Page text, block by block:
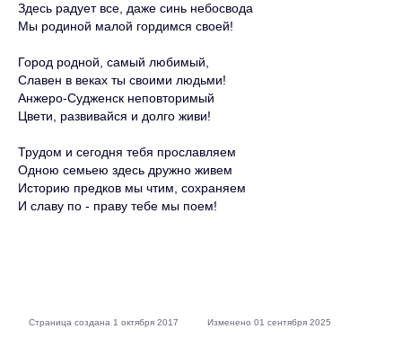
Здесь радует все, даже синь небосвода
Мы родиной малой гордимся своей!
Город родной, самый любимый,
Славен в веках ты своими людьми!
Анжеро-Судженск неповторимый
Цвети, развивайся и долго живи!
Трудом и сегодня тебя прославляем
Одною семьею здесь дружно живем
Историю предков мы чтим, сохраняем
И славу по - праву тебе мы поем!
Страница создана 1 октября 2017 Изменено 01 сентября 2025